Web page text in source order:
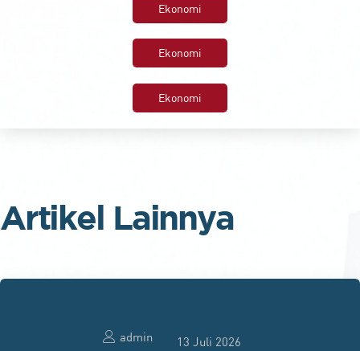
Ekonomi
Ekonomi
Ekonomi
Artikel Lainnya
admin 13 Juli 2026